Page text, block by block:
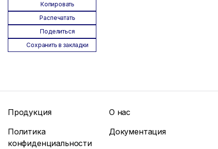
Копировать
Распечатать
Поделиться
Сохранить в закладки
Продукция
О нас
Политика
конфиденциальности
Документация